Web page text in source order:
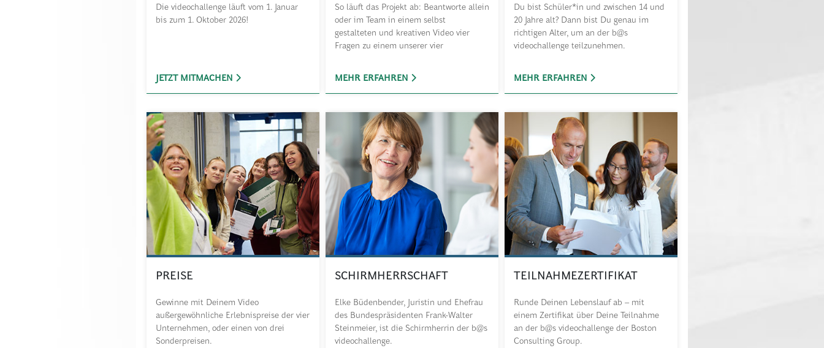
Die videochallenge läuft vom 1. Januar
bis zum 1. Oktober 2026!
JETZT MITMACHEN
So läuft das Projekt ab: Beantworte allein
oder im Team in einem selbst
gestalteten und kreativen Video vier
Fragen zu einem unserer vier
MEHR ERFAHREN
Du bist Schüler*in und zwischen 14 und
20 Jahre alt? Dann bist Du genau im
richtigen Alter, um an der b@s
videochallenge teilzunehmen.
MEHR ERFAHREN
PREISE
Gewinne mit Deinem Video
außergewöhnliche Erlebnispreise der vier
Unternehmen, oder einen von drei
Sonderpreisen.
SCHIRMHERRSCHAFT
Elke Büdenbender, Juristin und Ehefrau
des Bundespräsidenten Frank-Walter
Steinmeier, ist die Schirmherrin der b@s
videochallenge.
TEILNAHMEZERTIFIKAT
Runde Deinen Lebenslauf ab – mit
einem Zertifikat über Deine Teilnahme
an der b@s videochallenge der Boston
Consulting Group.